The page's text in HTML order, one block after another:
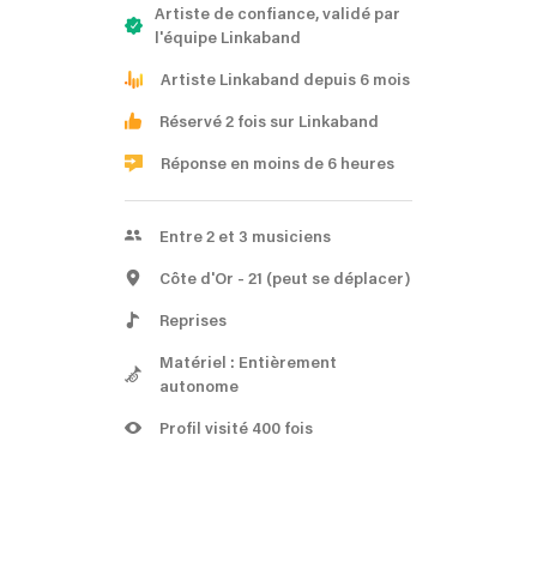
Artiste de confiance, validé par
l'équipe Linkaband
Artiste Linkaband depuis 6 mois
Réservé 2 fois sur Linkaband
Réponse en moins de 6 heures
Entre 2 et 3 musiciens
Côte d'Or - 21 (peut se déplacer)
Reprises
Matériel : Entièrement
autonome
Profil visité 400 fois